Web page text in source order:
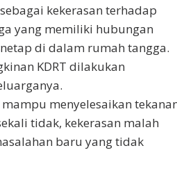
kekerasan terhadap
yang memiliki hubungan
di dalam rumah tangga.
KDRT dilakukan
menyelesaikan
tidak, kekerasan malah
baru yang tidak